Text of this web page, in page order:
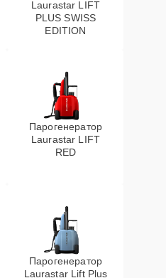
Laurastar LIFT
PLUS SWISS
EDITION
Парогенератор
Laurastar LIFT
RED
Парогенератор
Laurastar Lift Plus